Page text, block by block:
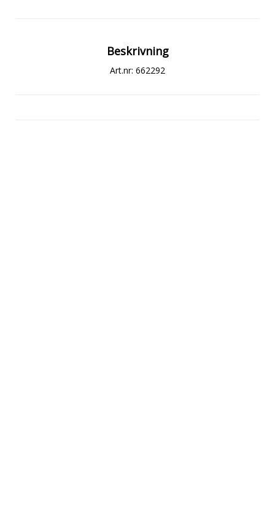
Beskrivning
Art.nr: 662292